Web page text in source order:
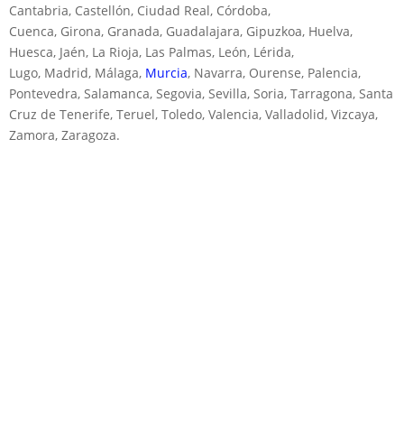
Cantabria, Castellón, Ciudad Real, Córdoba,
Cuenca, Girona, Granada, Guadalajara, Gipuzkoa, Huelva,
Huesca, Jaén, La Rioja, Las Palmas, León, Lérida,
Lugo, Madrid, Málaga, Murcia, Navarra, Ourense, Palencia,
Pontevedra, Salamanca, Segovia, Sevilla, Soria, Tarragona, Santa
Cruz de Tenerife, Teruel, Toledo, Valencia, Valladolid, Vizcaya,
Zamora, Zaragoza.